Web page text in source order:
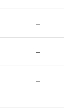
–
–
–